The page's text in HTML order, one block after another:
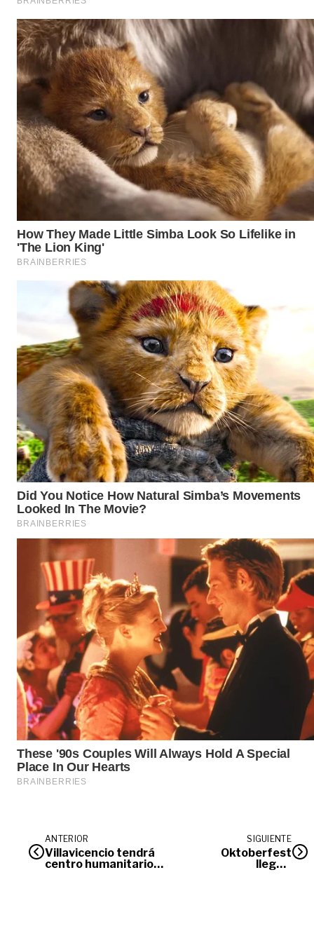
ANTERIOR
Villavicencio tendrá
centro humanitario
SIGUIENTE
Oktoberfest
llegó a